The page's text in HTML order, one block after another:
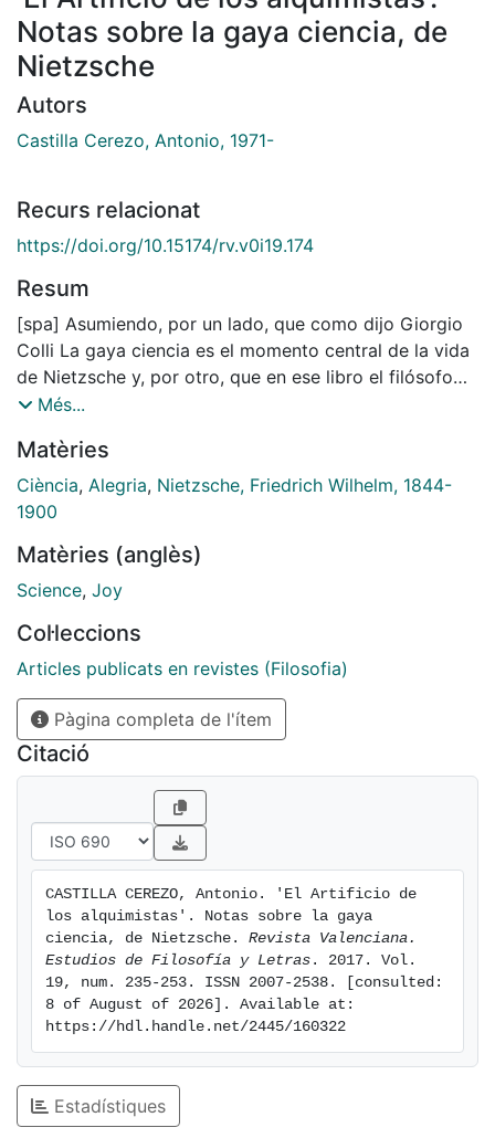
Notas sobre la gaya ciencia, de
Nietzsche
Autors
Castilla Cerezo, Antonio, 1971-
Recurs relacionat
https://doi.org/10.15174/rv.v0i19.174
Resum
[spa] Asumiendo, por un lado, que como dijo Giorgio
Colli La gaya ciencia es el momento central de la vida
de Nietzsche y, por otro, que en ese libro el filósofo
alemán es particularmente cuidadoso con la elección
relación existente en dicha obra entre los términos que
vincula implícitamente el título de la misma, a saber: la
ciencia y la alegría. Para ello recurre, además de a
por Nietzsche, a diversos pasajes extraídos de su
correspondencia y de sus escritos póstumos, así como
como Michel Foucault o el mismo Giorgio Colli) que
reflexionaron sobre la mencionada conexión.
[eng] Assuming, on the one hand, that as said Giorgio
Colli The Gay Science is the central moment of
Nietzsche's life and, secondly, that in this book the
German philosopher is particularly careful with the
choice of titles, this article analyzes the relationship in
that work between the terms that implicitly links the
title of it, namely science and joy. For this purpose
published by Nietzsche, varios passages from his
correspondence and his posthumous writings, as well
as the contributions of later thinkers (such as Michel
Foucault or the same Giorgio Colli) that reflected on
said connection.
Més...
Matèries
Ciència, Alegria, Nietzsche, Friedrich Wilhelm, 1844-
1900
Matèries (anglès)
Science, Joy
Col·leccions
Articles publicats en revistes (Filosofia)
Pàgina completa de l'ítem
Citació
CASTILLA CEREZO, Antonio. 'El Artificio de
los alquimistas'. Notas sobre la gaya
ciencia, de Nietzsche. Revista Valenciana.
Estudios de Filosofía y Letras . 2017. Vol.
19, num. 235-253. ISSN 2007-2538. [consulted:
8 of August of 2026]. Available at:
https://hdl.handle.net/2445/160322
Estadístiques